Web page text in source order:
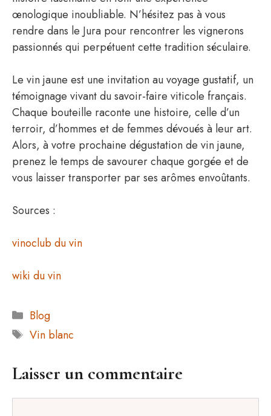
œnologique inoubliable. N’hésitez pas à vous
rendre dans le Jura pour rencontrer les vignerons
passionnés qui perpétuent cette tradition séculaire.
Le vin jaune est une invitation au voyage gustatif, un
témoignage vivant du savoir-faire viticole français.
Chaque bouteille raconte une histoire, celle d’un
terroir, d’hommes et de femmes dévoués à leur art.
Alors, à votre prochaine dégustation de vin jaune,
prenez le temps de savourer chaque gorgée et de
vous laisser transporter par ses arômes envoûtants.
Sources :
vinoclub du vin
wiki du vin
Catégories
Blog
Étiquettes
Vin blanc
Laisser un commentaire